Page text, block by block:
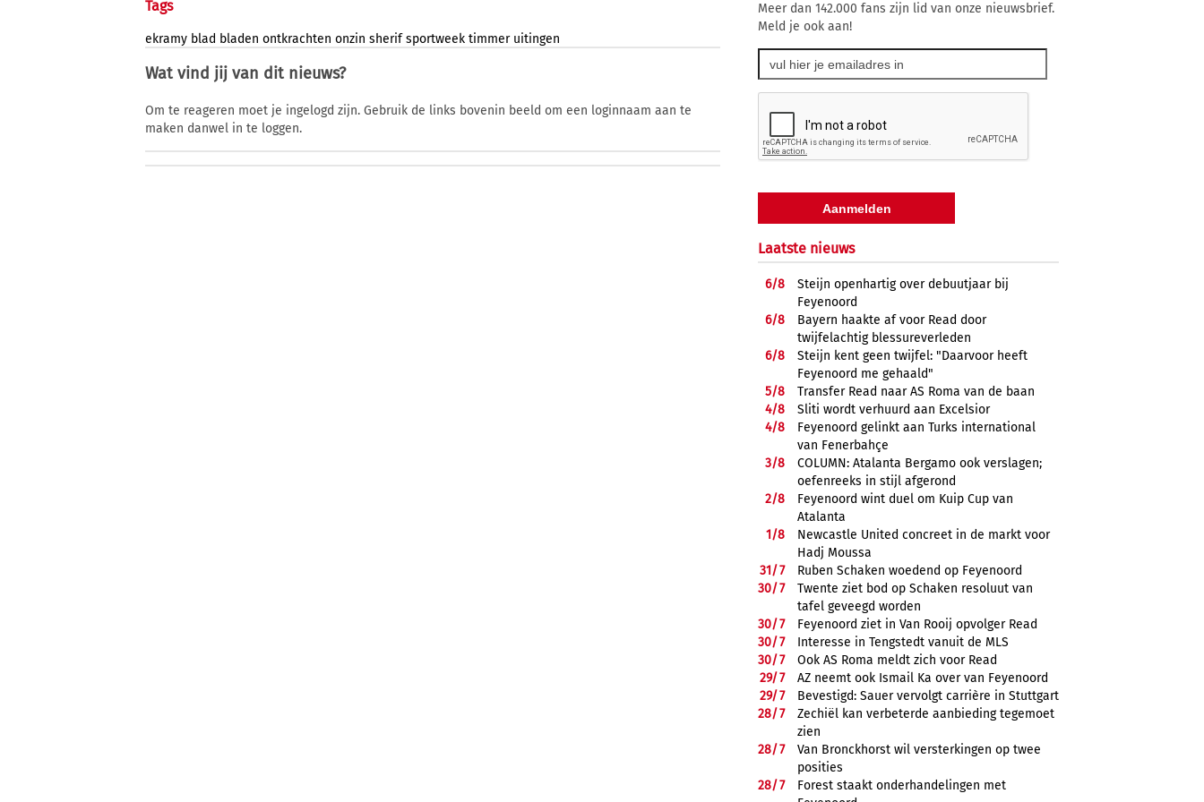
Tags
ekramy blad bladen ontkrachten onzin sherif sportweek timmer uitingen
Wat vind jij van dit nieuws?
Om te reageren moet je ingelogd zijn. Gebruik de links bovenin beeld om een loginnaam aan te
maken danwel in te loggen.
Meer dan 142.000 fans zijn lid van onze nieuwsbrief.
Meld je ook aan!
Laatste nieuws
6/8
Steijn openhartig over debuutjaar bij
Feyenoord
6/8
Bayern haakte af voor Read door
twijfelachtig blessureverleden
6/8
Steijn kent geen twijfel: "Daarvoor heeft
Feyenoord me gehaald"
5/8
Transfer Read naar AS Roma van de baan
4/8
Sliti wordt verhuurd aan Excelsior
4/8
Feyenoord gelinkt aan Turks international
van Fenerbahçe
3/8
COLUMN: Atalanta Bergamo ook verslagen;
oefenreeks in stijl afgerond
2/8
Feyenoord wint duel om Kuip Cup van
Atalanta
1/8
Newcastle United concreet in de markt voor
Hadj Moussa
31/7
Ruben Schaken woedend op Feyenoord
30/7
Twente ziet bod op Schaken resoluut van
tafel geveegd worden
30/7
Feyenoord ziet in Van Rooij opvolger Read
30/7
Interesse in Tengstedt vanuit de MLS
30/7
Ook AS Roma meldt zich voor Read
29/7
AZ neemt ook Ismail Ka over van Feyenoord
29/7
Bevestigd: Sauer vervolgt carrière in Stuttgart
28/7
Zechiël kan verbeterde aanbieding tegemoet
zien
28/7
Van Bronckhorst wil versterkingen op twee
posities
28/7
Forest staakt onderhandelingen met